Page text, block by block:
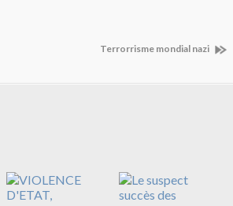
Terrorrisme mondial nazi